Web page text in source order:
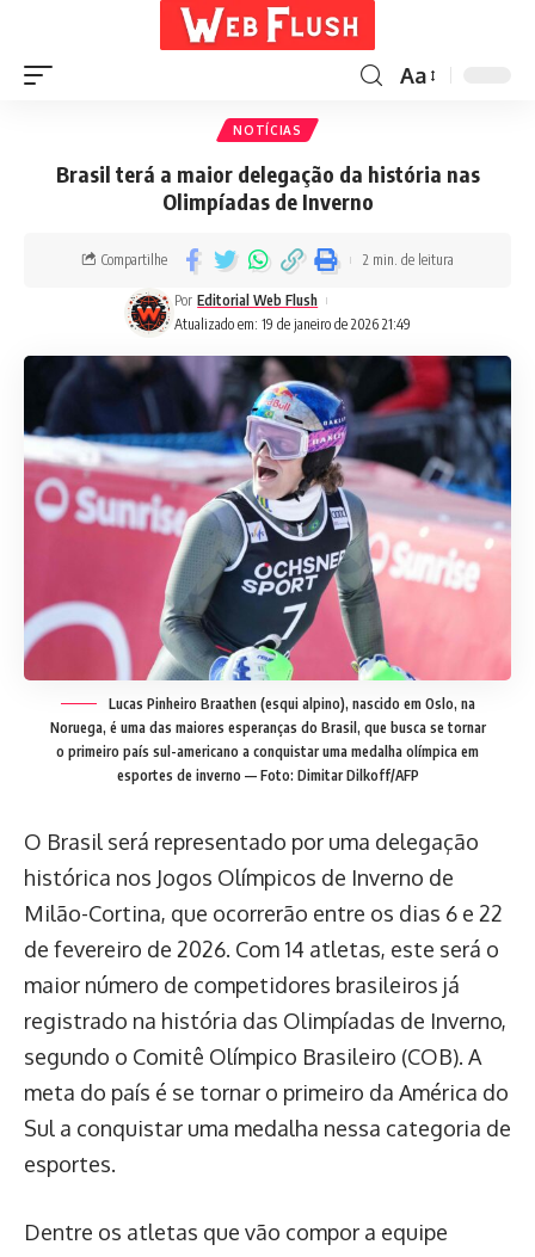
Aa
NOTÍCIAS
Brasil terá a maior delegação da história nas
Olimpíadas de Inverno
Atualizado em: 19 de janeiro de 2026 21:49
Por Editorial Web Flush
Compartilhe 2 min. de leitura
Lucas Pinheiro Braathen (esqui alpino), nascido em Oslo, na
Noruega, é uma das maiores esperanças do Brasil, que busca se tornar
o primeiro país sul-americano a conquistar uma medalha olímpica em
esportes de inverno — Foto: Dimitar Dilkoff/AFP
O Brasil será representado por uma delegação
histórica nos Jogos Olímpicos de Inverno de
Milão-Cortina, que ocorrerão entre os dias 6 e 22
de fevereiro de 2026. Com 14 atletas, este será o
maior número de competidores brasileiros já
registrado na história das Olimpíadas de Inverno,
segundo o Comitê Olímpico Brasileiro (COB). A
meta do país é se tornar o primeiro da América do
Sul a conquistar uma medalha nessa categoria de
esportes.
Dentre os atletas que vão compor a equipe